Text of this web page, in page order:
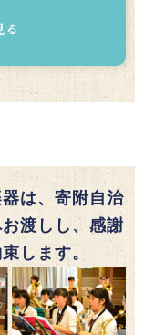
る
は、寄附自治
渡しし、感謝
します。